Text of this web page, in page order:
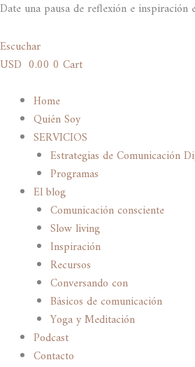
Ir
contenido
Date una pausa de reflexión e inspiración
Escuchar
USD 0.00 0 Cart
Home
Quién Soy
SERVICIOS
Estrategias de Comunicación
Programas
El blog
Comunicación consciente
Slow living
Inspiración
Recursos
Conversando con
Básicos de comunicación
Yoga y Meditación
Podcast
Contacto